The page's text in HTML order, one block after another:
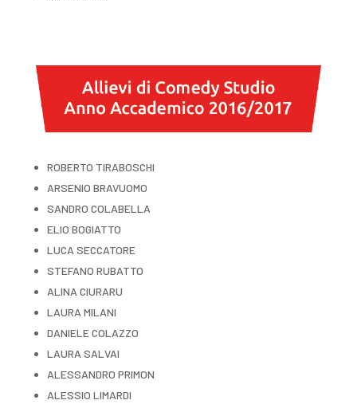
ROBERTO TIRABOSCHI
ARSENIO BRAVUOMO
SANDRO COLABELLA
ELIO BOGIATTO
LUCA SECCATORE
STEFANO RUBATTO
ALINA CIURARU
LAURA MILANI
DANIELE COLAZZO
LAURA SALVAI
ALESSANDRO PRIMON
ALESSIO LIMARDI